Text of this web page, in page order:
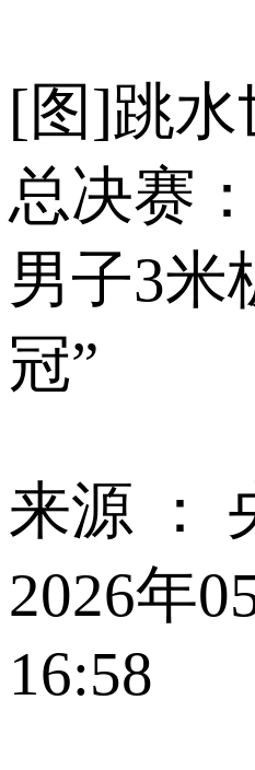
[图]跳水
总决赛
男子3米
冠”
来源 ：
2026年
16:58